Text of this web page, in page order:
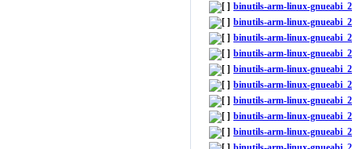
binutils-arm-linux-
binutils-arm-linux-
binutils-arm-linux-
binutils-arm-linux-
binutils-arm-linux-
binutils-arm-linux-
binutils-arm-linux-
binutils-arm-linux-
binutils-arm-linux-